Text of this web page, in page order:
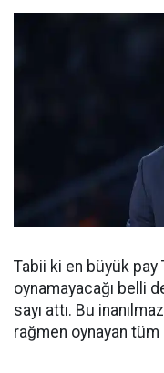
Tabii ki en büyük pay
oynamayacağı belli
sayı attı. Bu
rağmen oynayan